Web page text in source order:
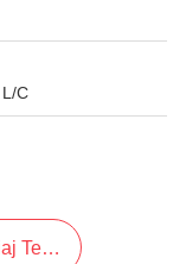
C
Teraz.